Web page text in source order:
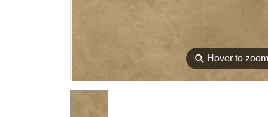
⚲ Hover to zoom